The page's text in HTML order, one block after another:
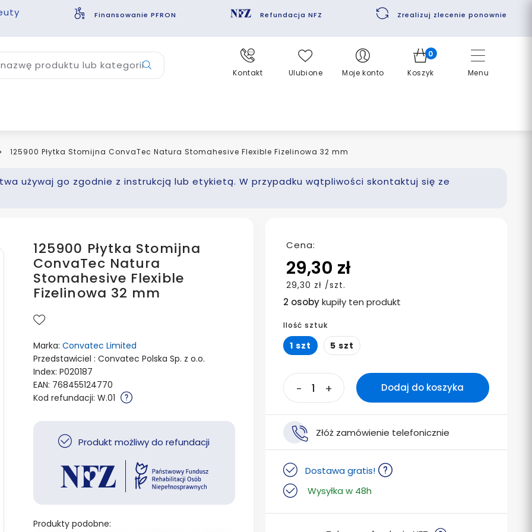
Finansowanie PFRON Refundacja NFZ Zrealizuj zlecenie ponownie
Menu
produktu lub kategorii
Kontakt Ulubione Moje konto
0
Koszyk
125900 Płytka Stomijna ConvaTec Natura Stomahesive Flexible Fizelinowa 32 mm
używaj go zgodnie z instrukcją lub etykietą. W przypadku wątpliwości skontaktuj się ze
125900 Płytka Stomijna
ConvaTec Natura
Stomahesive Flexible
Fizelinowa 32 mm
Marka: Convatec Limited
Przedstawiciel : Convatec Polska Sp. z o.o.
Index: P020187
EAN: 768455124770
Kod refundacji: W.01
Produkt możliwy do refundacji
Produkty podobne:
Cena:
29,30 zł
29,30 zł /szt.
2 osobykupiły ten produkt
Ilość sztuk
1 szt 5 szt
- + Dodaj do koszyka
Złóż zamówienie telefonicznie
Dostawa gratis!
Wysyłka w 48h